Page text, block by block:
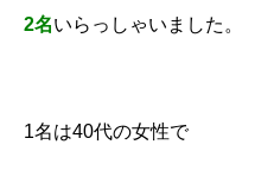
2名いらっしゃいました。
1名は40代の女性で